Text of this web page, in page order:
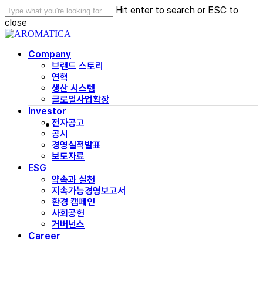
Skip
to
main
Hit enter to search or ESC to
close
Close
Menu
Company
브랜드 스토리
연혁
생산 시스템
글로벌사업확장
Investor
전자공고
공시
경영실적발표
보도자료
ESG
약속과 실천
지속가능경영보고서
환경 캠페인
사회공헌
거버넌스
Career